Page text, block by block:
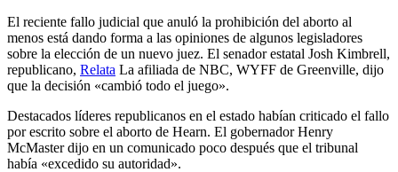
El reciente fallo judicial que anuló la prohibición del aborto al
menos está dando forma a las opiniones de algunos legisladores
sobre la elección de un nuevo juez. El senador estatal Josh Kimbrell,
republicano, Relata La afiliada de NBC, WYFF de Greenville, dijo
que la decisión «cambió todo el juego».
Destacados líderes republicanos en el estado habían criticado el fallo
por escrito sobre el aborto de Hearn. El gobernador Henry
McMaster dijo en un comunicado poco después que el tribunal
había «excedido su autoridad».